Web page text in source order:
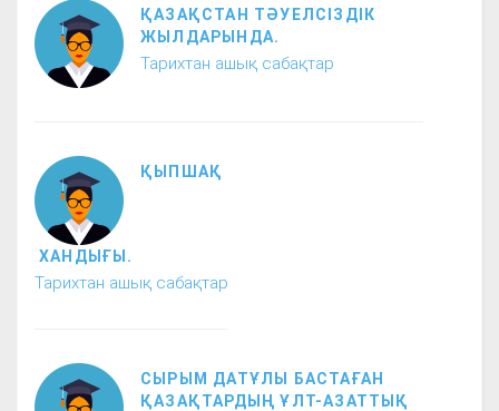
ҚАЗАҚСТАН ТӘУЕЛСІЗДІК
ЖЫЛДАРЫНДА.
Тарихтан ашық сабақтар
ҚЫПШАҚ
ХАНДЫҒЫ.
Тарихтан ашық сабақтар
СЫРЫМ ДАТҰЛЫ БАСТАҒАН
ҚАЗАҚТАРДЫҢ ҰЛТ-АЗАТТЫҚ